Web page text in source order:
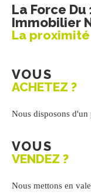
La Force
Immobilier
La
VOUS
ACHETEZ ?
Nous disposons d'un
VOUS
VENDEZ ?
Nous mettons en